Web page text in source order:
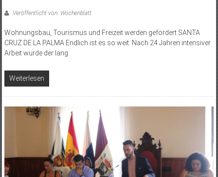
Veröffentlicht von: Wochenblatt
Wohnungsbau, Tourismus und Freizeit werden gefördert SANTA
CRUZ DE LA PALMA Endlich ist es so weit: Nach 24 Jahren intensiver
Arbeit wurde der lang
Weiterlesen